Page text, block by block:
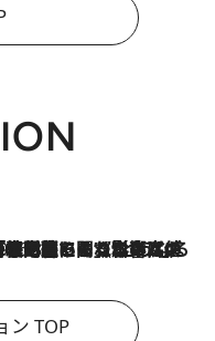
…」「サーチャージ料の高値が続いている」ホルムズ海峡封鎖による影響はいつまで続く？《エネルギー専門家に聞く“どうなる日本の暮らし”》
ン TOP